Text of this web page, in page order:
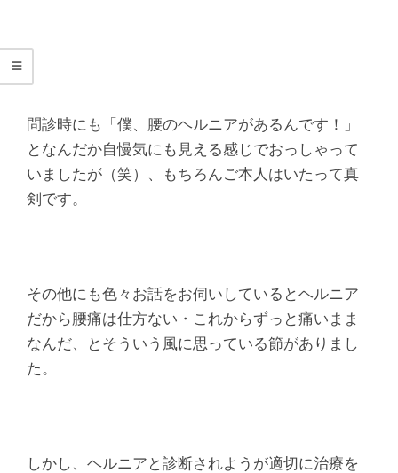
タ
整
骨
院
問診時にも「僕、腰のヘルニアがあるんです！」
となんだか自慢気にも見える感じでおっしゃって
いましたが（笑）、もちろんご本人はいたって真
剣です。
その他にも色々お話をお伺いしているとヘルニア
だから腰痛は仕方ない・これからずっと痛いまま
なんだ、とそういう風に思っている節がありまし
た。
しかし、ヘルニアと診断されようが適切に治療を